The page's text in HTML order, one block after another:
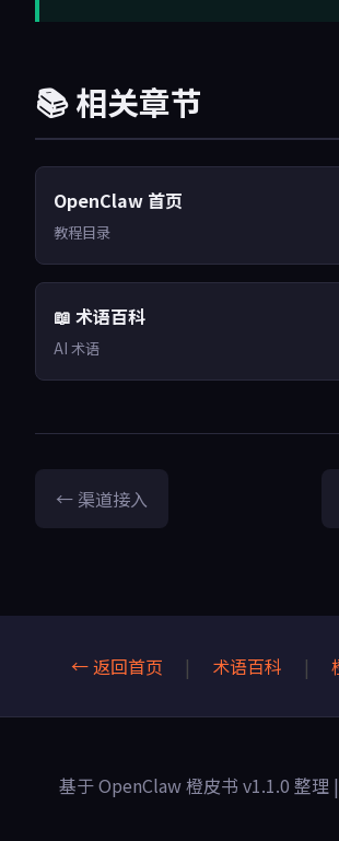
📚 相关章节
OpenClaw 首页
教程目录
📖 术语百科
AI 术语
← 渠道接入
← 返回首页 | 术语百科 |
基于 OpenClaw 橙皮书 v1.1.0 整理